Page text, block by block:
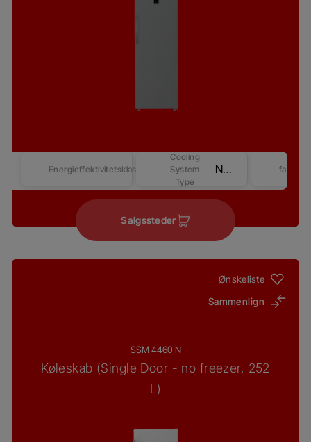
Energieffektivitetsklasse
Cooling
System
Type
No Frost farver
Salgssteder
Ønskeliste
Sammenlign
SSM 4460 N
Køleskab (Single Door - no freezer, 252
L)